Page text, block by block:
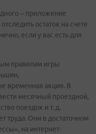
– приложение
остаток на счете
если у вас есть для
правилам игры
временная акция. В
месячный проездной,
поездок и т. д.
труда. Они в достаточном
на интернет-